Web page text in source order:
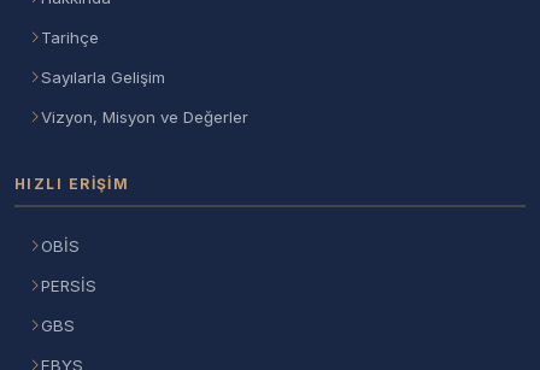
Tarihçe
Sayılarla Gelişim
Vizyon, Misyon ve Değerler
HIZLI ERIŞIM
OBİS
PERSİS
GBS
EBYS